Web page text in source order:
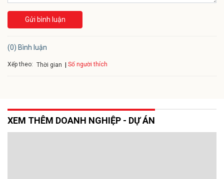
Gửi bình luận
(0) Bình luận
Xếp theo: Thời gian Số người thích
XEM THÊM DOANH NGHIỆP - DỰ ÁN